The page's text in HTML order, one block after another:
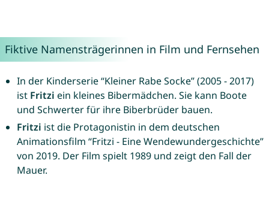
Fiktive Namensträgerinnen in Film und Fernsehen
In der Kinderserie “Kleiner Rabe Socke” (2005 - 2017)
ist Fritzi ein kleines Bibermädchen. Sie kann Boote
und Schwerter für ihre Biberbrüder bauen.
Fritzi ist die Protagonistin in dem deutschen
Animationsfilm “Fritzi - Eine Wendewundergeschichte”
von 2019. Der Film spielt 1989 und zeigt den Fall der
Mauer.